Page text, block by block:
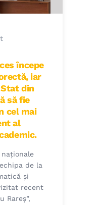
începe
iar
din
să fie
cel mai
al
de la
și
recent
Rareș”,